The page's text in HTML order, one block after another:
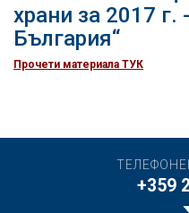
храни за 2017 г.
България“
Прочети материала ТУК
+359